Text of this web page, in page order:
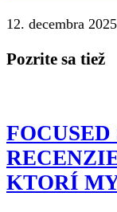
12. decembra 2025
Pozrite sa tiež
KTORÍ